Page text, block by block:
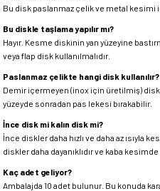
Bu disk paslanmaz çelik ve metal kesimi
Bu diskle taşlama yapılır mı?
Hayır. Kesme diskinin yan yüzeyine
veya flap disk kullanılmalıdır.
Paslanmaz çelikte hangi disk kullanılır?
Demir içermeyen (inox için üretilmiş)
yüzeyde sonradan pas lekesi bırakabilir.
İnce disk mi kalın disk mi?
İnce diskler daha hızlı ve daha az ısıyla
diskler daha dayanıklıdır ve kaba
Kaç adet geliyor?
Ambalajda 10 adet bulunur. Bu konuda